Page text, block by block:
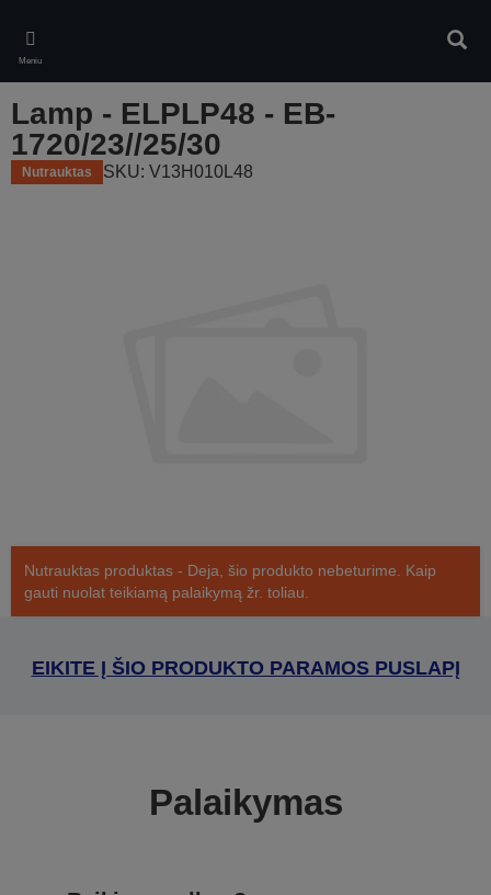
main
content
Meniu
Lamp - ELPLP48 - EB-
1720/23//25/30
Nutrauktas SKU: V13H010L48
Nutrauktas produktas - Deja, šio produkto nebeturime. Kaip
gauti nuolat teikiamą palaikymą žr. toliau.
EIKITE Į ŠIO PRODUKTO PARAMOS PUSLAPĮ
Palaikymas